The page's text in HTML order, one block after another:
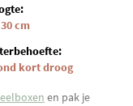
cm
kort droog
en pak je